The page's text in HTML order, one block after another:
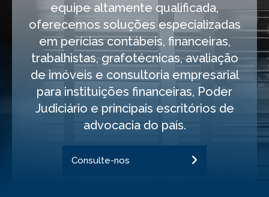
equipe altamente qualificada,
oferecemos soluções especializadas
em perícias contábeis, financeiras,
trabalhistas, grafotécnicas, avaliação
de imóveis e consultoria empresarial
para instituições financeiras, Poder
Judiciário e principais escritórios de
advocacia do país.
Consulte-nos